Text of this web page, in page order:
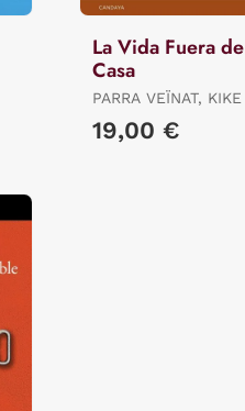
La Vida Fuera de
Casa
PARRA VEÏNAT, KIKE
19,00 €